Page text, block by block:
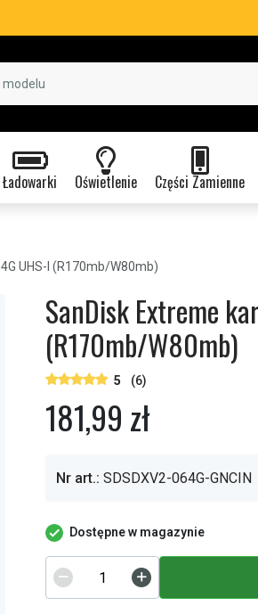
Ładowarki Oświetlenie Części Zamienne
UHS-I (R170mb/W80mb)
SanDisk Extreme
(R170mb/W80mb)
5 (6)
181,99 zł
Nr art.: SDSDXV2-064G-GNCIN
Dostępne w magazynie